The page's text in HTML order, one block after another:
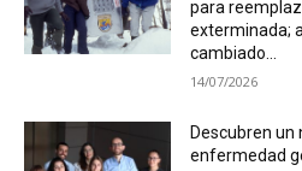
para
exterminada;
cambiado...
14/07/2026
Descubren
enfermedad